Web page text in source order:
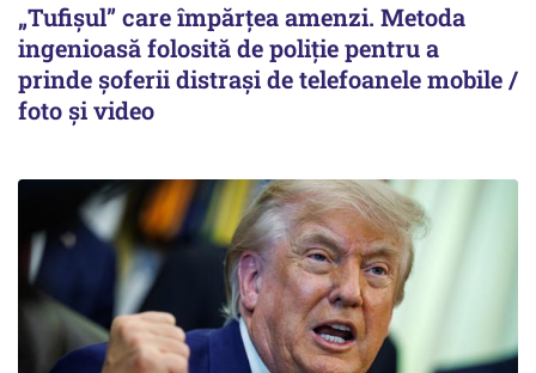
„Tufișul” care împărțea amenzi. Metoda
ingenioasă folosită de poliție pentru a
prinde șoferii distrași de telefoanele mobile /
foto și video